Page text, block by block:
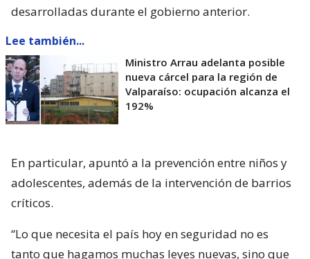
desarrolladas durante el gobierno anterior.
Lee también...
Ministro Arrau adelanta posible
nueva cárcel para la región de
Valparaíso: ocupación alcanza el
192%
En particular, apuntó a la prevención entre niños y
adolescentes, además de la intervención de barrios
críticos.
“Lo que necesita el país hoy en seguridad no es
tanto que hagamos muchas leyes nuevas, sino que